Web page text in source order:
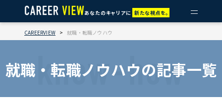
あなたのキャリアに 新たな視点を。
CAREERVIEW > 就職・転職ノウハウ
就職・転職ノウハウの記事一覧
know-how